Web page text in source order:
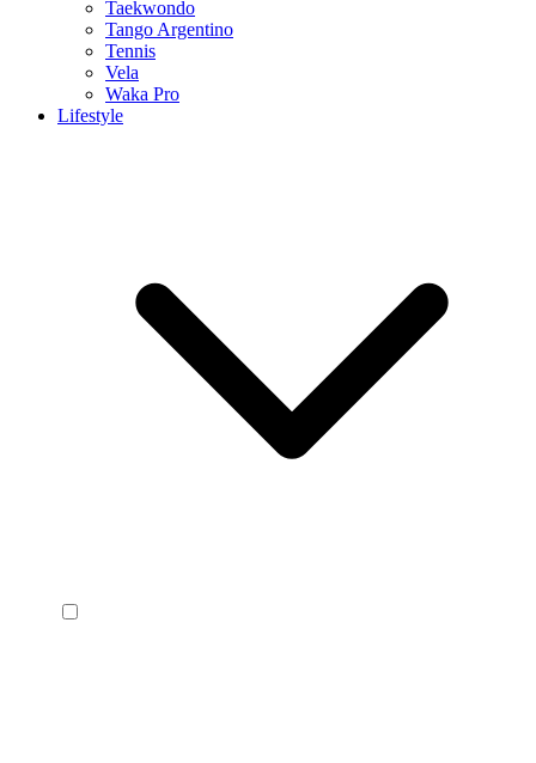
Taekwondo
Tango Argentino
Tennis
Vela
Waka Pro
Lifestyle